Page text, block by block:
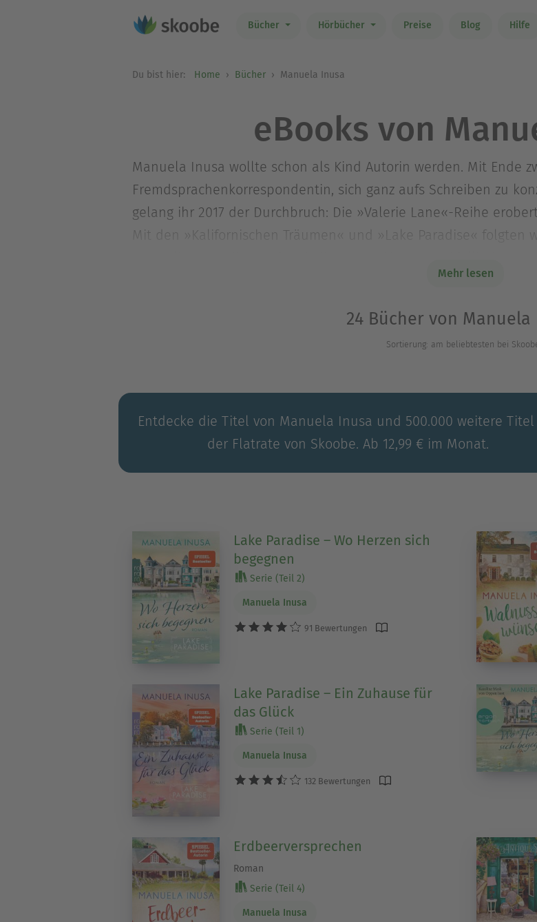
Bücher Hörbücher Preise Blog Hilfe
Du bist hier: Home Bücher Manuela Inusa
eBooks von
Manuela Inusa wollte schon als Kind Autorin werden. Mit Ende
Fremdsprachenkorrespondentin, sich ganz aufs Schreiben zu
gelang ihr 2017 der Durchbruch: Die »Valerie Lane«-Reihe
Mit den »Kalifornischen Träumen« und »Lake Paradise« folgten
Manuela Inusas erste Reihe im Heyne Verlag. Die Autorin lebt
Mehr lesen
24 Bücher von Manuela
Sortierung: am beliebtesten bei
Entdecke die Titel von Manuela Inusa und 500.000 weitere
der Flatrate von Skoobe. Ab 12,99 € im Monat.
Lake Paradise – Wo Herzen sich
begegnen
Serie (Teil 2)
Manuela Inusa
91 Bewertungen
Lake Paradise – Ein Zuhause für
das Glück
Serie (Teil 1)
Manuela Inusa
132 Bewertungen
Erdbeerversprechen
Roman
Serie (Teil 4)
Manuela Inusa